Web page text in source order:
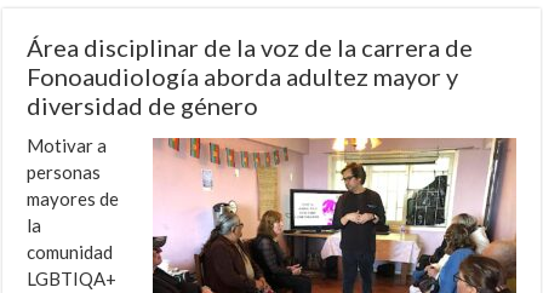
Área disciplinar de la voz de la carrera de
Fonoaudiología aborda adultez mayor y
diversidad de género
Motivar a
personas
mayores de
la
comunidad
LGBTIQA+